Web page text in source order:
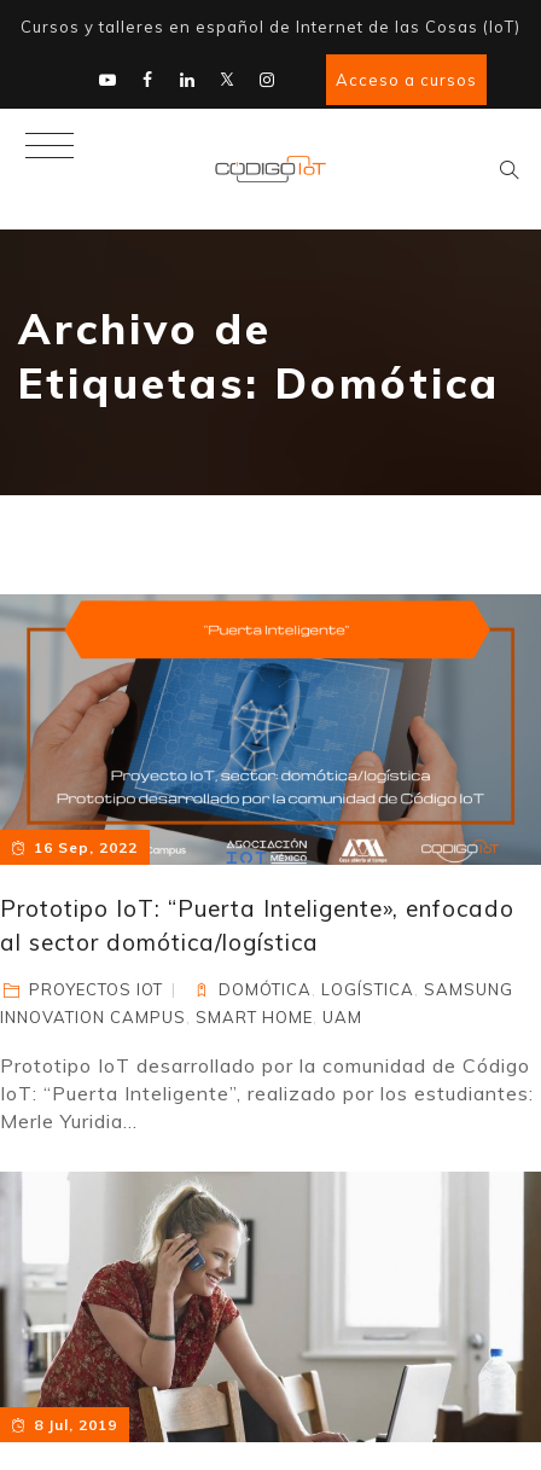
Cursos y talleres en español de Internet de las Cosas (IoT)
Acceso a cursos
Archivo de
Etiquetas: Domótica
16 Sep, 2022
Prototipo IoT: “Puerta Inteligente», enfocado
al sector domótica/logística
PROYECTOS IOT DOMÓTICA LOGÍSTICA
SAMSUNG
INNOVATION CAMPUS
SMART HOME UAM
Prototipo IoT desarrollado por la comunidad de Código
IoT: “Puerta Inteligente”, realizado por los estudiantes:
Merle Yuridia...
8 Jul, 2019